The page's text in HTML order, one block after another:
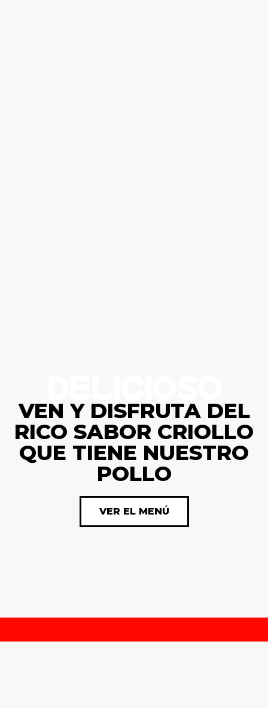
VEN Y DISFRUTA DEL
RICO SABOR CRIOLLO
QUE TIENE NUESTRO
POLLO
VER EL MENÚ